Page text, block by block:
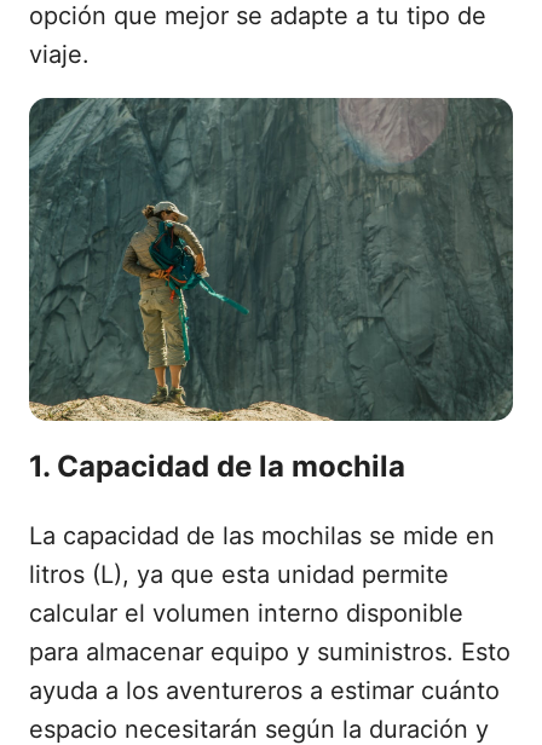
opción que mejor se adapte a tu tipo de
viaje.
1. Capacidad de la mochila
La capacidad de las mochilas se mide en
litros (L), ya que esta unidad permite
calcular el volumen interno disponible
para almacenar equipo y suministros. Esto
ayuda a los aventureros a estimar cuánto
espacio necesitarán según la duración y